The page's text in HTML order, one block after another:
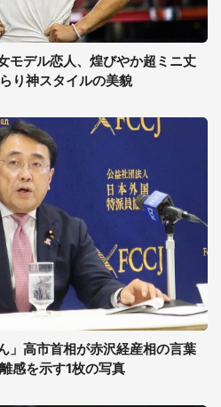
モデル恋人、煌びやか超ミニ丈
り神スタイルの美貌
」高市首相が赤沢経産相の言葉
感を示す1枚の写真